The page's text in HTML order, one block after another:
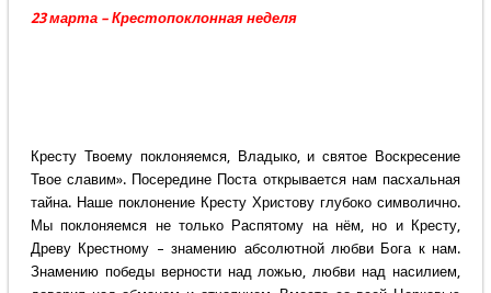
23 марта – Крестопоклонная неделя
Кресту Твоему поклоняемся, Владыко, и святое Воскресение
Твое славим». Посередине Поста открывается нам пасхальная
тайна. Наше поклонение Кресту Христову глубоко символично.
Мы поклоняемся не только Распятому на нём, но и Кресту,
Древу Крестному – знамению абсолютной любви Бога к нам.
Знамению победы верности над ложью, любви над насилием,